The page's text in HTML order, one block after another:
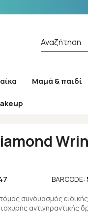
Αναζήτηση
Μαμά & παιδί
BARCODE:
συνδυασμός
αντιγηραντικής